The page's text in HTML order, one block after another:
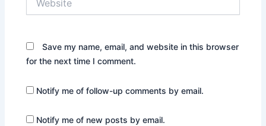
Save my name, email, and website in this browser
for the next time I comment.
Notify me of follow-up comments by email.
Notify me of new posts by email.